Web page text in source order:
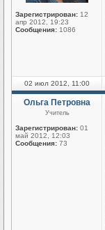
Зарегистрирован: 12
апр 2012, 19:23
Сообщения: 1086
02 июл 2012, 11:00
Ольга Петровна
Учитель
Зарегистрирован: 01
май 2012, 12:03
Сообщения: 73